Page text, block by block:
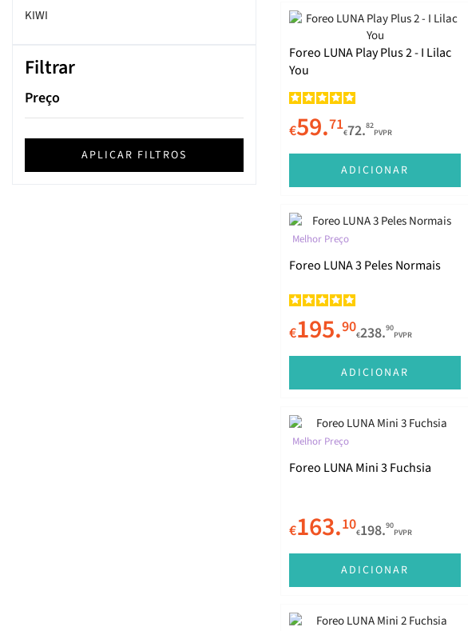
KIWI
Filtrar
Preço
APLICAR FILTROS
Foreo LUNA Play Plus 2 - I Lilac
You
€59.71€72.82
PVPR
ADICIONAR
Melhor Preço
Foreo LUNA 3 Peles Normais
€195.90€238.90
PVPR
ADICIONAR
Melhor Preço
Foreo LUNA Mini 3 Fuchsia
€163.10€198.90
PVPR
ADICIONAR